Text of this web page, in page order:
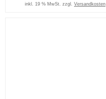
inkl. 19 % MwSt. zzgl. Versandkosten